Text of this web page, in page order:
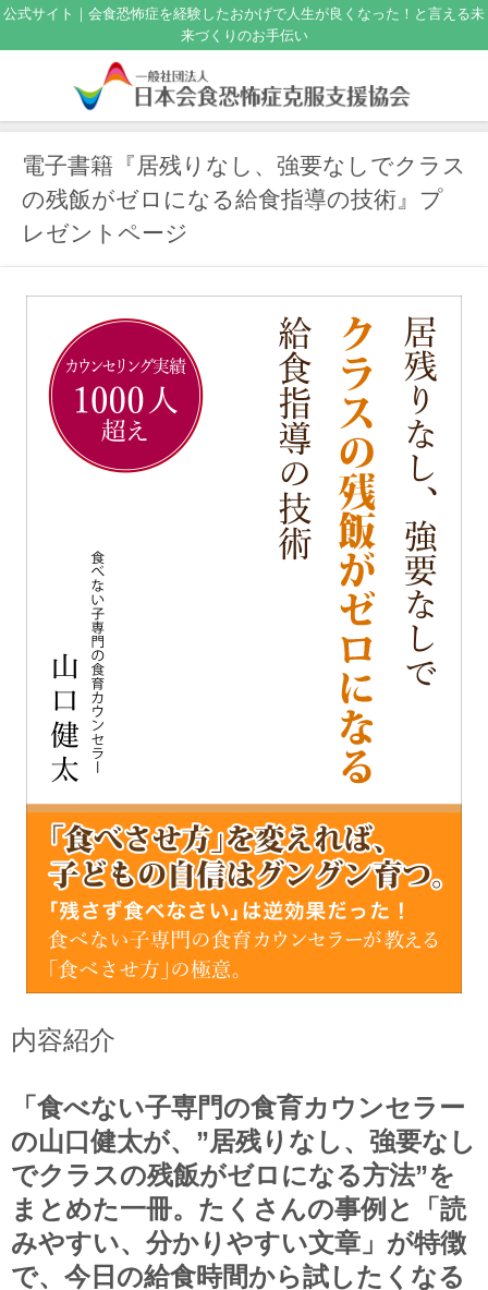
公式サイト｜会食恐怖症を経験したおかげで人生が良くなった！と言える未
来づくりのお手伝い
電子書籍『居残りなし、強要なしでクラス
の残飯がゼロになる給食指導の技術』プ
レゼントページ
内容紹介
「食べない子専門の食育カウンセラー
の山口健太が、”居残りなし、強要なし
でクラスの残飯がゼロになる方法”を
まとめた一冊。たくさんの事例と「読
みやすい、分かりやすい文章」が特徴
で、今日の給食時間から試したくなる